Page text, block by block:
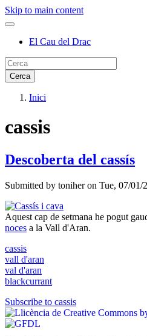
Skip to main content
El Cau del Drac
Inici
cassis
Descoberta del cassís
Submitted by toniheron Tue, 07/01/
Aquest cap de setmana he pogut
noces a la Vall d'Aran.
cassis
vall d'aran
val d'aran
blackcurrant
Subscribe to cassis